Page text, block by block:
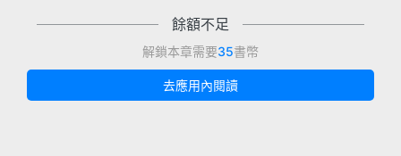
餘額不足
解鎖本章需要35書幣
去應用內閱讀